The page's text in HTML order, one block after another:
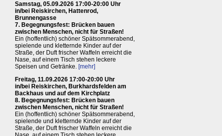
Samstag, 05.09.2026 17:00-20:00 Uhr
in/bei Reiskirchen, Hattenrod,
Brunnengasse
7. Begegnungsfest: Brücken bauen
zwischen Menschen, nicht für Straßen!
Ein (hoffentlich) schöner Spätsommerabend,
spielende und kletternde Kinder auf der
Straße, der Duft frischer Waffeln erreicht die
Nase, auf einem Tisch stehen leckere
Speisen und Getränke. [mehr]
Freitag, 11.09.2026 17:00-20:00 Uhr
in/bei Reiskirchen, Burkhardsfelden am
Backhaus und auf dem Kirchplatz
8. Begegnungsfest: Brücken bauen
zwischen Menschen, nicht für Straßen!
Ein (hoffentlich) schöner Spätsommerabend,
spielende und kletternde Kinder auf der
Straße, der Duft frischer Waffeln erreicht die